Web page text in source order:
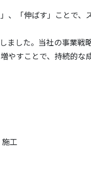
「伸ばす」ことで
した。当社の事業戦
すことで、持続的な
工